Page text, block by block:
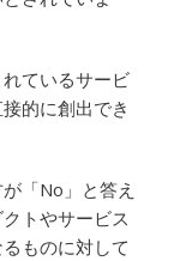
ているサービ
的に創出でき
「No」と答え
トやサービス
ものに対して